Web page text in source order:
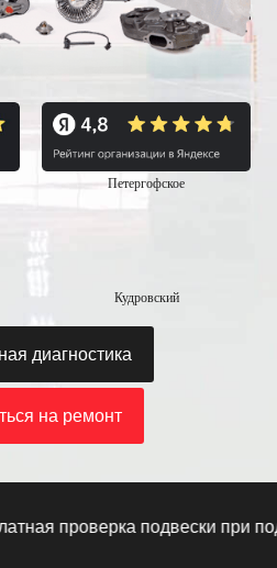
Петергофское
Кудровский
диагностика
на ремонт
проверка подвески при